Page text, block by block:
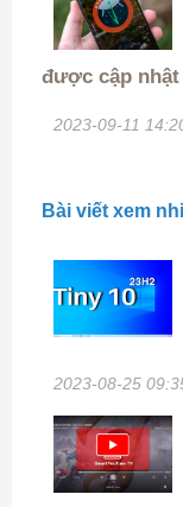
được cập
2023-09-11
Bài viết xem
2023-08-25